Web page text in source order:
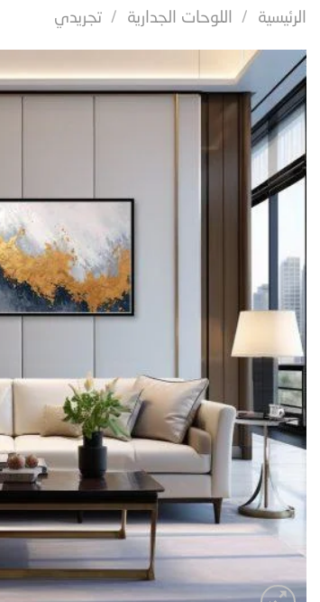
الرئيسية / اللوحات الجدارية / تجريدي